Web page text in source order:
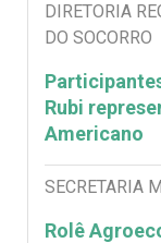
DIRETORIA
DO SOCORRO
Rubi
Americano
SECRETARIA
Rolê